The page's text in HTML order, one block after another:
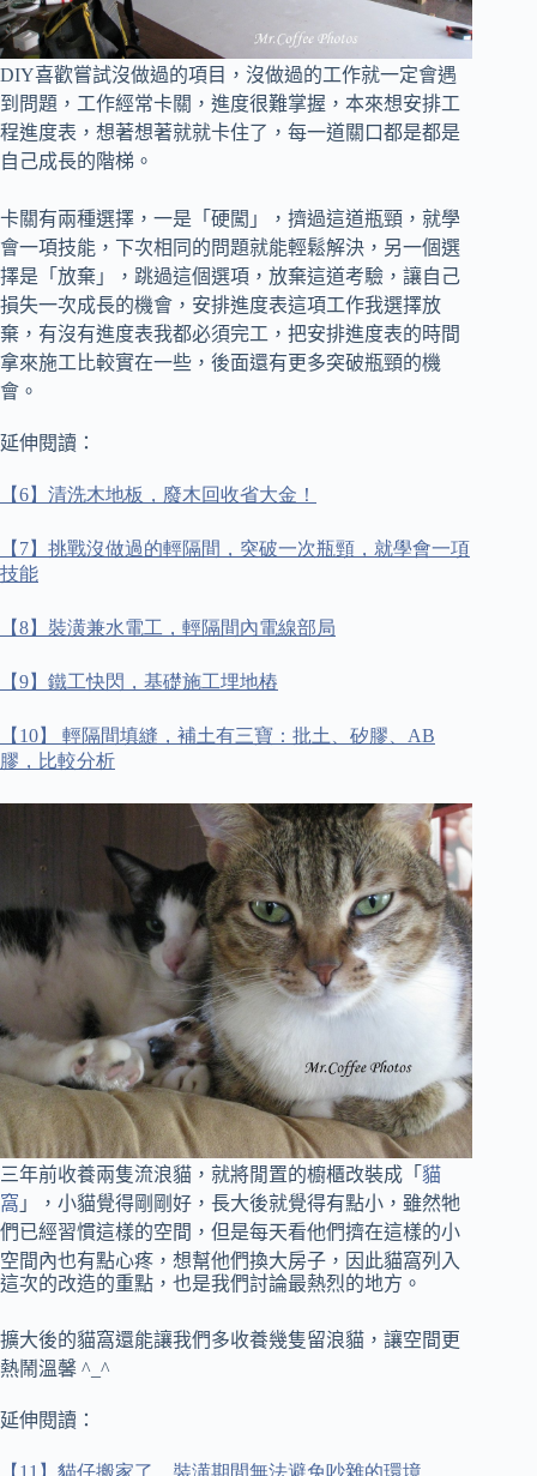
DIY喜歡嘗試沒做過的項目，沒做過的工作就一定會遇
到問題，工作經常卡關，進度很難掌握， 本來想安排工
程進度表，想著想著就就卡住了，每一道關口都是都是
自己成長的階梯。
卡關有兩種選擇，一是「硬闖」，擠過這道瓶頸，就學
會一項技能，下次相同的問題就能輕鬆解決， 另一個選
擇是「放棄」，跳過這個選項，放棄這道考驗，讓自己
損失一次成長的機會， 安排進度表這項工作我選擇放
棄，有沒有進度表我都必須完工， 把安排進度表的時間
拿來施工比較實在一些，後面還有更多突破瓶頸的機
會。
延伸閱讀：
【6】清洗木地板，廢木回收省大金！
【 7】挑戰沒做過的輕隔間，突破一次瓶頸，就學會一項
技能
【8】裝潢兼水電工，輕隔間內電線部局
【9】鐵工快閃，基礎施工埋地樁
【 10】 輕隔間填縫，補土有三寶：批土、矽膠、 AB
膠，比較分析
三年前收養兩隻流浪貓，就將閒置的櫥櫃改裝成「 貓
窩 」，小貓覺得剛剛好，長大後就覺得有點小， 雖然牠
們已經習慣這樣的空間，但是每天看他們擠在這樣的小
空間內也有點心疼，想幫他們換大房子， 因此貓窩列入
這次的改造的重點，也是我們討論最熱烈的地方。
擴大後的貓窩還能讓我們多收養幾隻留浪貓，讓空間更
熱鬧溫馨 ^_^
延伸閱讀：
【 11 】貓仔搬家了，裝潢期間無法避免吵雜的環境